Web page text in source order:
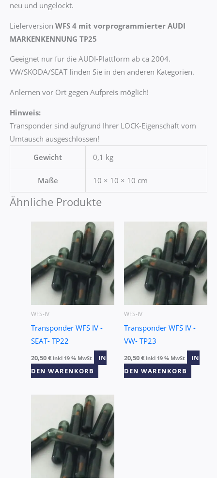
neu und ungelockt.
Lieferversion WFS 4 mit vorprogrammierter AUDI
MARKENKENNUNG TP25
Geeignet nur für die AUDI-Plattform ab ca 2004.
VW/SKODA/SEAT finden Sie in den anderen Kategorien.
Anlernen vor Ort gegen Aufpreis möglich!
Hinweis:
Transponder sind aufgrund Ihrer LOCK-Eigenschaft vom
Umtausch ausgeschlossen!
Gewicht
0,1 kg
Maße 10 × 10 × 10 cm
Ähnliche Produkte
WFS-IV
Transponder WFS IV -
SEAT- TP22
20,50€ inkl 19 % MwSt
IN
DEN WARENKORB
WFS-IV
Transponder WFS IV -
VW- TP23
20,50€ inkl 19 % MwSt
IN
DEN WARENKORB